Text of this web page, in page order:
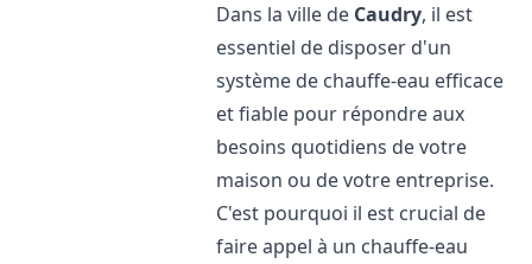
Dans la ville de Caudry, il est
essentiel de disposer d'un
système de chauffe-eau efficace
et fiable pour répondre aux
besoins quotidiens de votre
maison ou de votre entreprise.
C'est pourquoi il est crucial de
faire appel à un chauffe-eau